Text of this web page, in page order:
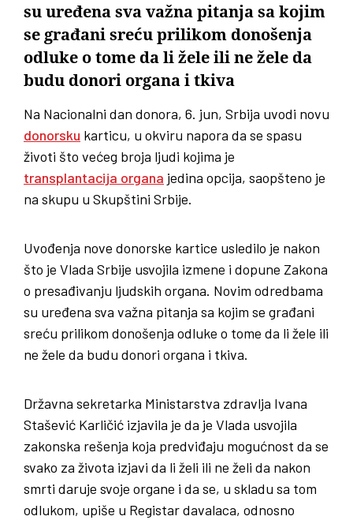
su uređena sva važna pitanja sa kojim
se građani sreću prilikom donošenja
odluke o tome da li žele ili ne žele da
budu donori organa i tkiva
Na Nacionalni dan donora, 6. jun, Srbija uvodi novu
donorsku karticu, u okviru napora da se spasu
životi što većeg broja ljudi kojima je
transplantacija organa jedina opcija, saopšteno je
na skupu u Skupštini Srbije.
Uvođenja nove donorske kartice usledilo je nakon
što je Vlada Srbije usvojila izmene i dopune Zakona
o presađivanju ljudskih organa. Novim odredbama
su uređena sva važna pitanja sa kojim se građani
sreću prilikom donošenja odluke o tome da li žele ili
ne žele da budu donori organa i tkiva.
Državna sekretarka Ministarstva zdravlja Ivana
Stašević Karličić izjavila je da je Vlada usvojila
zakonska rešenja koja predviđaju mogućnost da se
svako za života izjavi da li želi ili ne želi da nakon
smrti daruje svoje organe i da se, u skladu sa tom
odlukom, upiše u Registar davalaca, odnosno